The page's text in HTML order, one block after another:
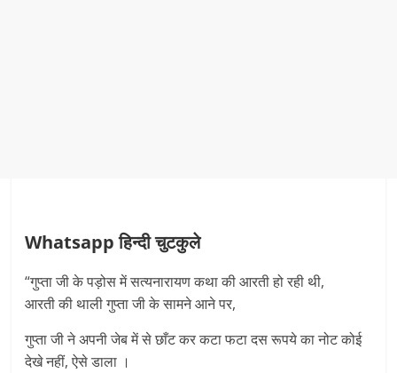
Whatsapp हिन्दी चुटकुले
“गुप्ता जी के पड़ोस में सत्यनारायण कथा की आरती हो रही थी,
आरती की थाली गुप्ता जी के सामने आने पर,
गुप्ता जी ने अपनी जेब में से छाँट कर कटा फटा दस रूपये का नोट कोई
देखे नहीं, ऐसे डाला ।